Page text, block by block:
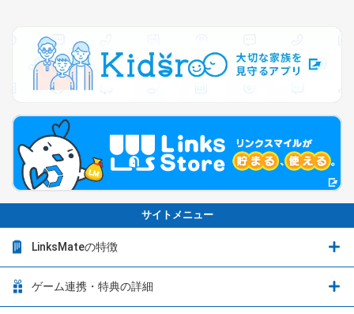
サイトメニュー
LinksMateの特徴
LinksMateの特徴
ゲーム連携・特典の詳細